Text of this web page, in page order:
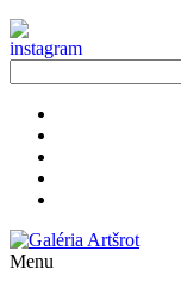
Menu